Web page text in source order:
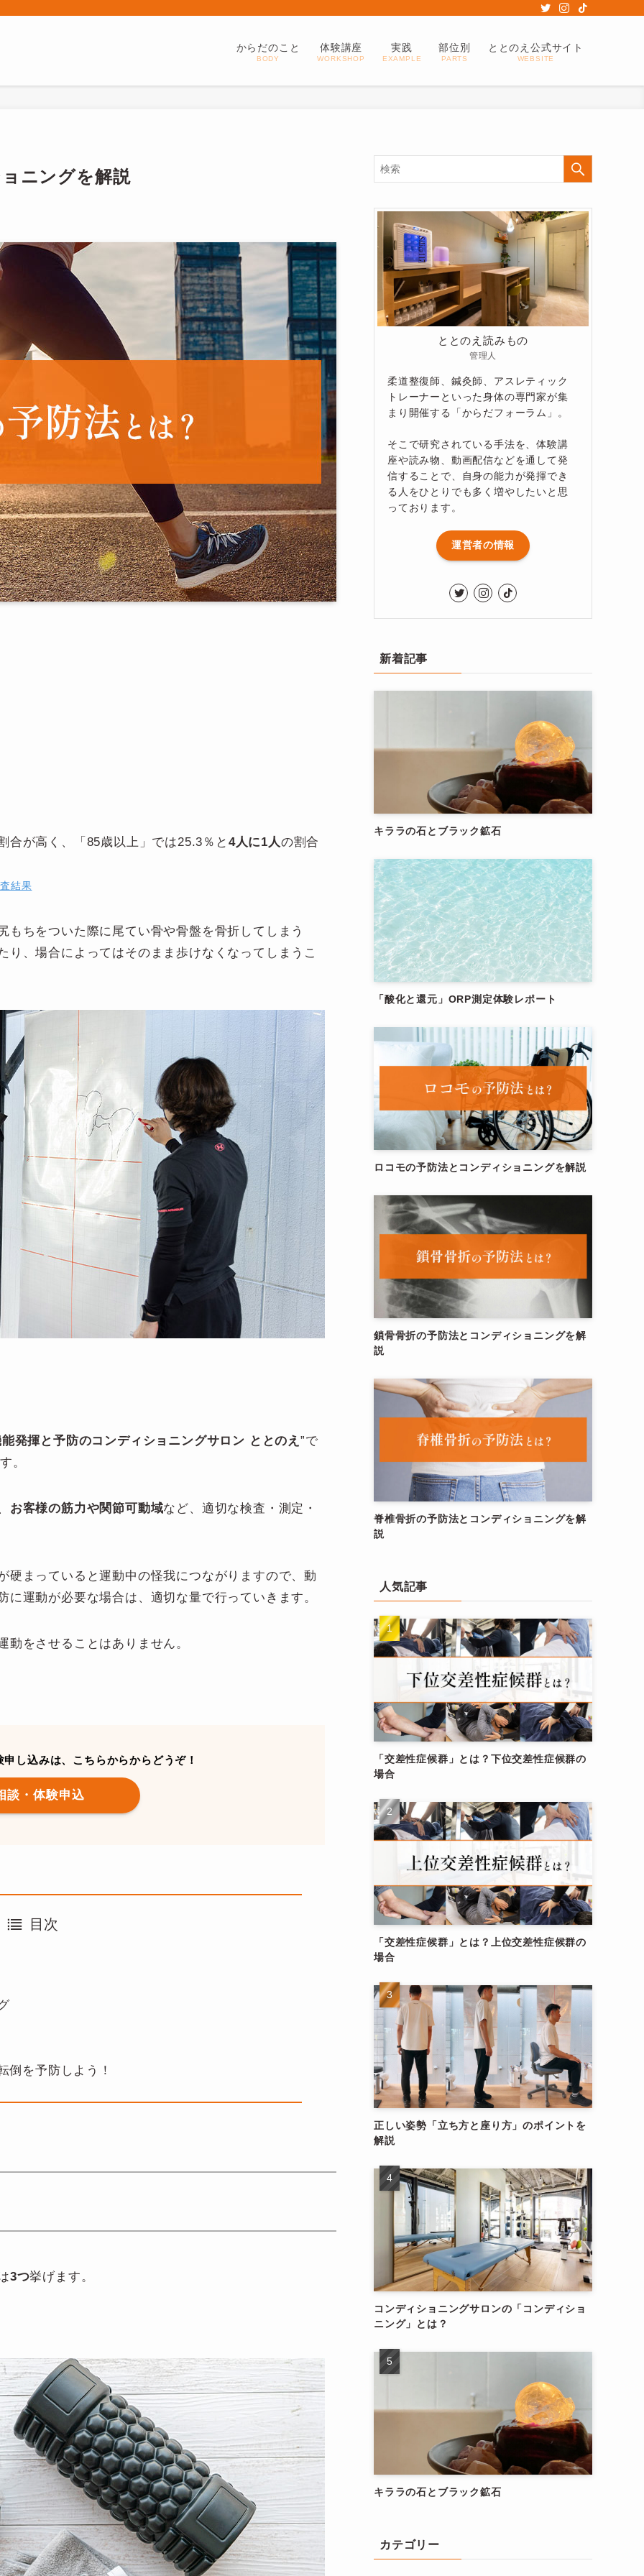
からだのこと
BODY
体験講座
WORKSHOP
実践
EXAMPLE
部位別
PARTS
ととのえ公式サイト
WEBSITE
ニングを解説
合が高く、「85歳以上」では25.3％と 4人に1人の割合
結果
ちをついた際に尾てい骨や骨盤を骨折してしまう
、場合によってはそのまま歩けなくなってしまうこ
発揮と予防のコンディショニングサロン ととのえ”で
。
お客様の筋力や関節可動域など、適切な検査・測定・
硬まっていると運動中の怪我につながりますので、動
運動が必要な場合は、適切な量で行っていきます。
をさせることはありません。
し込みは、こちらからからどうぞ！
談・体験申込
目次
倒を予防しよう！
3つ挙げます。
ととのえ読みもの
管理人
柔道整復師、鍼灸師、アスレティック
トレーナーといった身体の専門家が集
まり開催する「からだフォーラム」。
そこで研究されている手法を、体験講
座や読み物、動画配信などを通して発
信することで、自身の能力が発揮でき
る人をひとりでも多く増やしたいと思
っております。
運営者の情報
新着記事
キララの石とブラック鉱石
「酸化と還元」ORP測定体験レポート
ロコモの予防法とコンディショニングを解説
鎖骨骨折の予防法とコンディショニングを解
説
脊椎骨折の予防法とコンディショニングを解
説
人気記事
「交差性症候群」とは？下位交差性症候群の
場合
「交差性症候群」とは？上位交差性症候群の
場合
正しい姿勢「立ち方と座り方」のポイントを
解説
コンディショニングサロンの「コンディショ
ニング」とは？
キララの石とブラック鉱石
カテゴリー